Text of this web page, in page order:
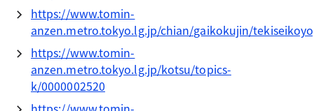
https://www.tomin-
anzen.metro.tokyo.lg.jp/chian/gaikokujin/
https://www.tomin-
anzen.metro.tokyo.lg.jp/kotsu/topics-
k/0000002520